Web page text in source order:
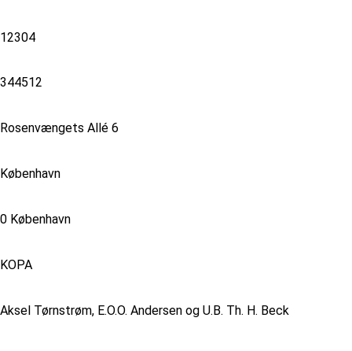
12304
344512
Rosenvængets Allé 6
København
0 København
KOPA
Aksel Tørnstrøm, E.O.O. Andersen og U.B. Th. H. Beck